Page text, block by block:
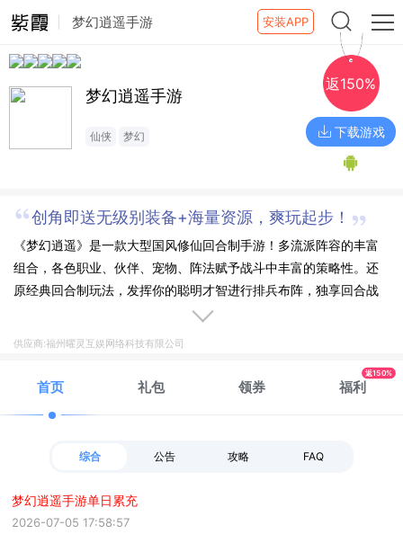
梦幻逍遥手游 安装APP
梦幻逍遥手游
仙侠 梦幻
返150%
下载游戏
创角即送无级别装备+海量资源，爽玩起步！
《梦幻逍遥》是一款大型国风修仙回合制手游！多流派阵容的丰富
组合，各色职业、伙伴、宠物、阵法赋予战斗中丰富的策略性。还
原经典回合制玩法，发挥你的聪明才智进行排兵布阵，独享回合战
的刺激体验！日常玩法融入自动战斗、自动跑环等自动化功能，兼
供应商:福州曜灵互娱网络科技有限公司
首页 礼包 领券 福利
返150%
综合 公告 攻略 FAQ
梦幻逍遥手游单日累充
2026-07-05 17:58:57